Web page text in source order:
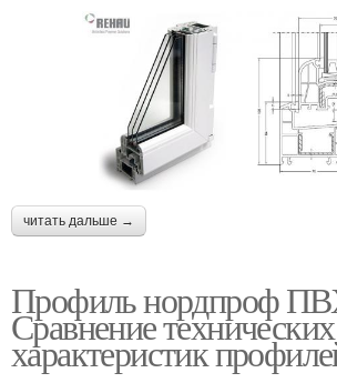
читать дальше →
Профиль нордпроф
Сравнение технических
характеристик